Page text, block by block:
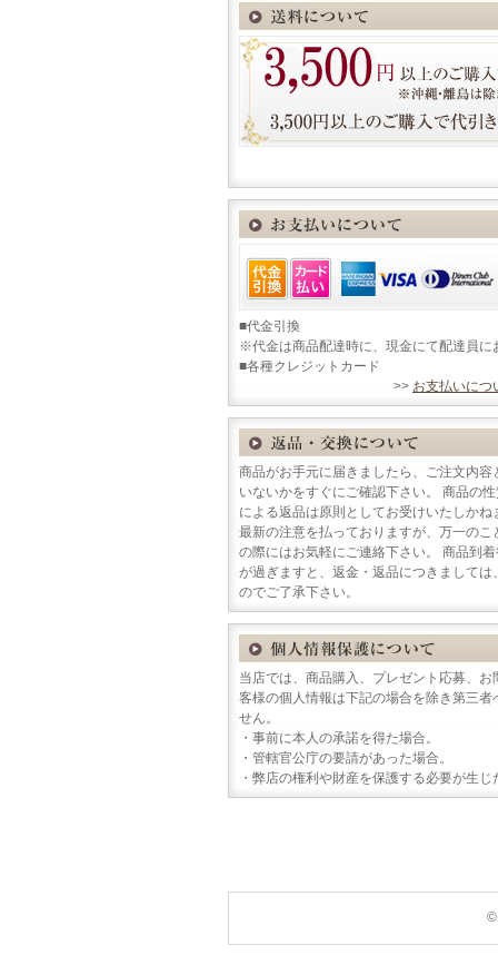
■代金引換
※代金は商品配達時に、現金にて配達員に
■各種クレジットカード
>> お支払いにつ
商品がお手元に届きましたら、ご注文内
いないかをすぐにご確認下さい。 商品の
による返品は原則としてお受けいたしか
最新の注意を払っておりますが、万一の
の際にはお気軽にご連絡下さい。 商品到
が過ぎますと、返金・返品につきまして
のでご了承下さい。
当店では、商品購入、プレゼント応募、
客様の個人情報は下記の場合を除き第三
せん。
・事前に本人の承諾を得た場合。
・管轄官公庁の要請があった場合。
・弊店の権利や財産を保護する必要が生じ
©